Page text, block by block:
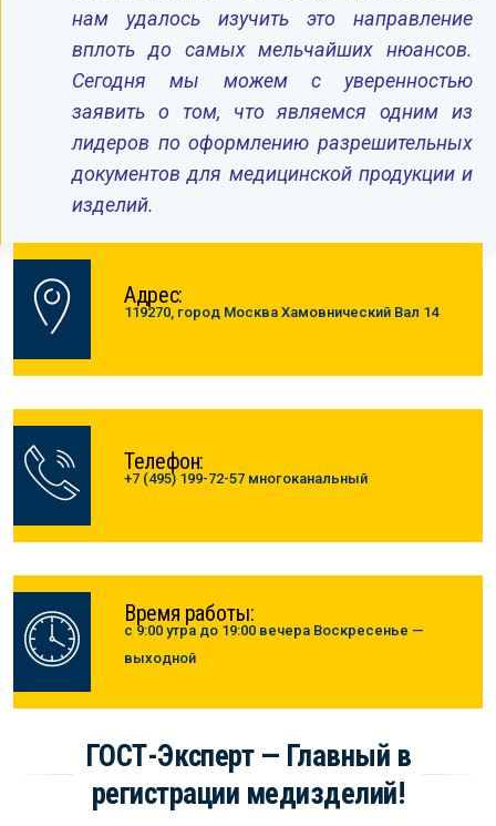
нам удалось изучить это направление
вплоть до самых мельчайших нюансов.
Сегодня мы можем с уверенностью
заявить о том, что являемся одним из
лидеров по оформлению разрешительных
документов для медицинской продукции и
изделий.
Адрес:
119270, город Москва Хамовнический Вал 14
Телефон:
+7 (495) 199-72-57 многоканальный
Время работы:
с 9:00 утра до 19:00 вечера Воскресенье —
выходной
ГОСТ-Эксперт — Главный в
регистрации медизделий!